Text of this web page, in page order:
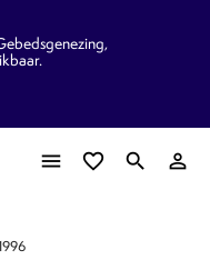
menu favorite_border search person_outline